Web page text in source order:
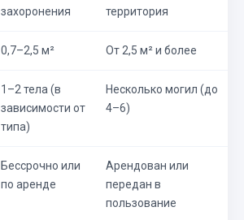
захоронения
территория
0,7–2,5 м² От 2,5 м² и более
1–2 тела (в
зависимости от
типа)
Несколько могил (до
4–6)
Бессрочно или
по аренде
Арендован или
передан в
пользование